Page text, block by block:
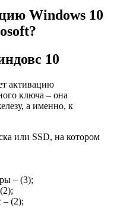
Windows 10
10
активацию
ключа – она
а именно, к
или SSD, на котором
– (3);
– (2);